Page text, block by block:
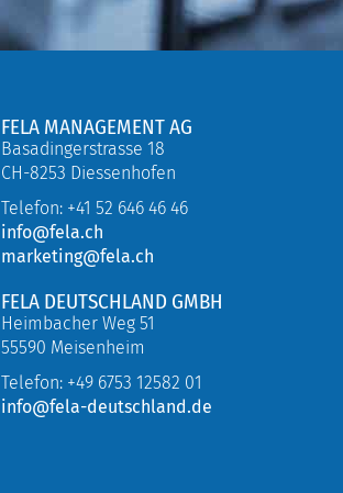
FELA MANAGEMENT AG
Basadingerstrasse 18
CH-8253 Diessenhofen
Telefon: +41 52 646 46 46
info@fela.ch
marketing@fela.ch
FELA DEUTSCHLAND GMBH
Heimbacher Weg 51
55590 Meisenheim
Telefon: +49 6753 12582 01
info@fela-deutschland.de